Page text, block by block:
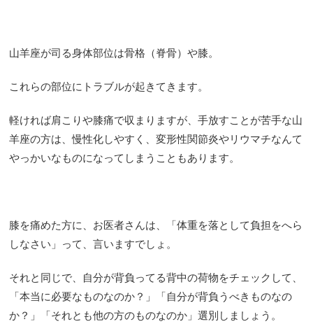
山羊座が司る身体部位は骨格（脊骨）や膝。
これらの部位にトラブルが起きてきます。
軽ければ肩こりや膝痛で収まりますが、手放すことが苦手な山
羊座の方は、慢性化しやすく、変形性関節炎やリウマチなんて
やっかいなものになってしまうこともあります。
膝を痛めた方に、お医者さんは、「体重を落として負担をへら
しなさい」って、言いますでしょ。
それと同じで、自分が背負ってる背中の荷物をチェックして、
「本当に必要なものなのか？」「自分が背負うべきものなの
か？」「それとも他の方のものなのか」選別しましょう。